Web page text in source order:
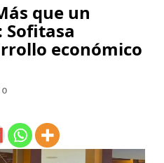
que un
Sofitasa
económico
0